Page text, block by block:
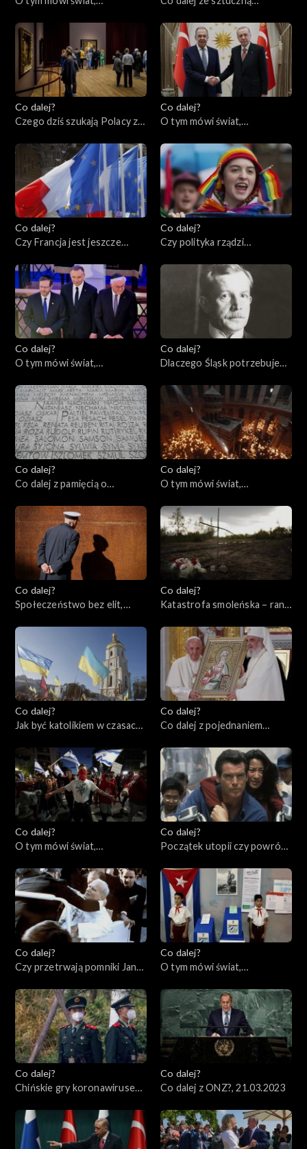
Co dalej?
Czego dziś szukają Polacy za
Co dalej?
O tym mówi świat,
Co dalej?
Czy Francja jest jeszcze
Co dalej?
Czy polityka rządzi
Co dalej?
O tym mówi świat,
Co dalej?
Dlaczego Śląsk potrzebuje
Co dalej?
Co dalej z pamięcią o
powstania w getcie
warszawskim, 18.04.2023
Co dalej?
O tym mówi świat,
Co dalej?
Społeczeństwo bez elit,
Co dalej?
Katastrofa smoleńska – rana
11.04.2023
Co dalej?
Jak być katolikiem w czasach
Co dalej?
Co dalej z pojednaniem
04.04.2023
Co dalej?
O tym mówi świat,
Co dalej?
Początek utopii czy powrót
Co dalej?
Czy przetrwają pomniki Jana
Co dalej?
O tym mówi świat,
Co dalej?
Chińskie gry koronawirusem,
Co dalej?
Co dalej z ONZ?, 21.03.2023